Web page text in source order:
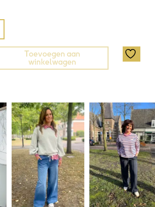
Toevoegen aan
winkelwagen